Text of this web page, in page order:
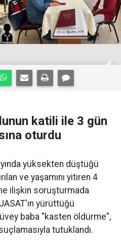
katili ile 3 gün
oturdu
yüksekten düştüğü
ve yaşamını yitiren 4
ilişkin soruşturmada
yürüttüğü
baba "kasten öldürme",
tutuklandı.